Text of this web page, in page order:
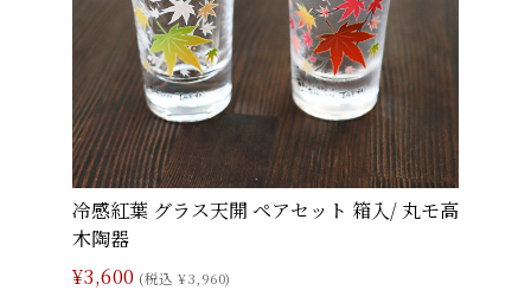
冷感紅葉 グラス天開 ペアセット 箱入/ 丸モ高
木陶器
¥3,600 (税込 ¥3,960)